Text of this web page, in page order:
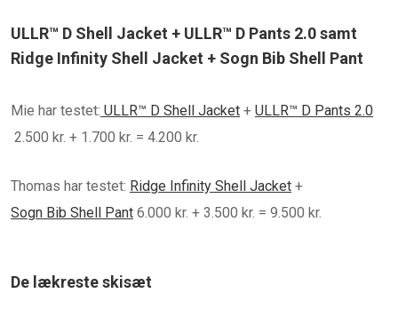
ULLR™ D Shell Jacket + ULLR™ D Pants 2.0 samt
Ridge Infinity Shell Jacket + Sogn Bib Shell Pant
Mie har testet: ULLR™ D Shell Jacket + ULLR™ D Pants 2.0
2.500 kr. + 1.700 kr. = 4.200 kr.
Thomas har testet: Ridge Infinity Shell Jacket +
Sogn Bib Shell Pant 6.000 kr. + 3.500 kr. = 9.500 kr.
De lækreste skisæt